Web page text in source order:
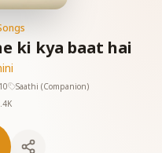
ki kya baat hai
Saathi (Companion)